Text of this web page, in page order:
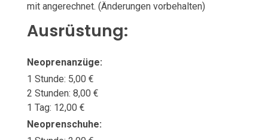
mit angerechnet. (Änderungen vorbehalten)
Ausrüstung:
Neoprenanzüge:
1 Stunde: 5,00 €
2 Stunden: 8,00 €
1 Tag: 12,00 €
Neoprenschuhe: